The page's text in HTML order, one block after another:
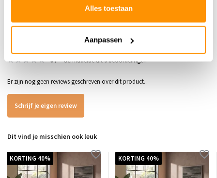
Alles toestaan
Aanpassen
0/ Gemiddelde uit 0 beoordelingen
Er zijn nog geen reviews geschreven over dit product..
Schrijf je eigen review
Dit vind je misschien ook leuk
KORTING 40% KORTING 40%